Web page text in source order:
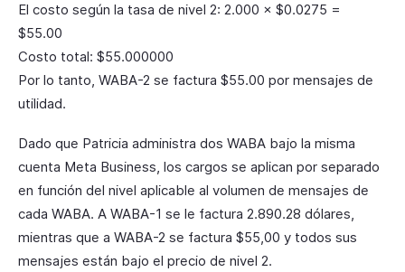
El costo según la tasa de nivel 2: 2.000 × $0.0275 =
$55.00
Costo total: $55.000000
Por lo tanto, WABA-2 se factura $55.00 por mensajes de
utilidad.
Dado que Patricia administra dos WABA bajo la misma
cuenta Meta Business, los cargos se aplican por separado
en función del nivel aplicable al volumen de mensajes de
cada WABA. A WABA-1 se le factura 2.890.28 dólares,
mientras que a WABA-2 se factura $55,00 y todos sus
mensajes están bajo el precio de nivel 2.